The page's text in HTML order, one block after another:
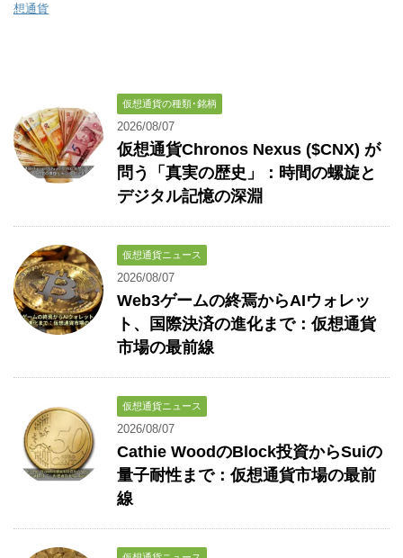
想通貨
仮想通貨の種類･銘柄
2026/08/07
仮想通貨Chronos Nexus ($CNX) が
問う「真実の歴史」：時間の螺旋と
デジタル記憶の深淵
仮想通貨ニュース
2026/08/07
Web3ゲームの終焉からAIウォレッ
ト、国際決済の進化まで：仮想通貨
市場の最前線
仮想通貨ニュース
2026/08/07
Cathie WoodのBlock投資からSuiの
量子耐性まで：仮想通貨市場の最前
線